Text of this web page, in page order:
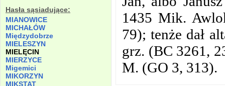
Hasła sąsiadujące:
MIANOWICE
MICHAŁÓW
Międzydobrze
MIELESZYN
MIELĘCIN
MIERZYCE
Migemici
MIKORZYN
MIKSTAT
1435 Mik.
79); tenże dał
grz. (BC 3261,
M. (GO 3, 313).